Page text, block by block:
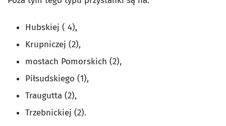
Hubskiej ( 4),
Krupniczej (2),
mostach Pomorskich (2),
Piłsudskiego (1),
Traugutta (2),
Trzebnickiej (2).